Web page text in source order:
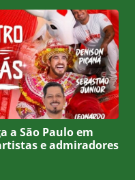
a São Paulo em
e admiradores